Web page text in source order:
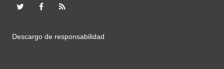
Descargo de responsabilidad